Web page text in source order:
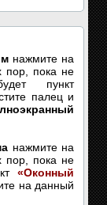
нажмите на
пор, пока не
пункт
палец и
нажмите на
пор, пока не
«Оконный
на данный